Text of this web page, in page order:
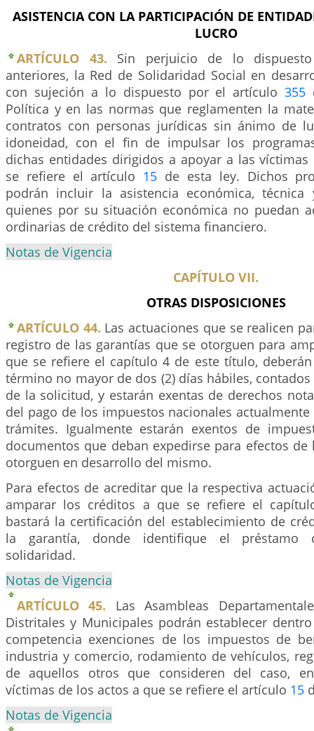
ASISTENCIA CON LA PARTICIPACIÓN DE
LUCRO
ARTÍCULO 43. Sin perjuicio de lo
anteriores, la Red de Solidaridad Social en
con sujeción a lo dispuesto por el artículo355
Política y en las normas que reglamenten la
contratos con personas jurídicas sin ánimo de
idoneidad, con el fin de impulsar los
dichas entidades dirigidos a apoyar a las
se refiere el artículo 15 de esta ley. Dichos
podrán incluir la asistencia económica, técnica
quienes por su situación económica no puedan
ordinarias de crédito del sistema financiero.
Notas de Vigencia
CAPÍTULO VII.
OTRAS DISPOSICIONES
ARTÍCULO 44. Las actuaciones que se realicen
registro de las garantías que se otorguen para
que se refiere el capítulo 4 de este título,
término no mayor de dos (2) días hábiles,
de la solicitud, y estarán exentas de derechos
del pago de los impuestos nacionales
trámites. Igualmente estarán exentos de
documentos que deban expedirse para efectos
otorguen en desarrollo del mismo.
Para efectos de acreditar que la respectiva
amparar los créditos a que se refiere el
bastará la certificación del establecimiento de
la garantía, donde identifique el préstamo
solidaridad.
Notas de Vigencia
ARTÍCULO 45. Las Asambleas
Distritales y Municipales podrán establecer
competencia exenciones de los impuestos de
industria y comercio, rodamiento de vehículos,
de aquellos otros que consideren del caso,
víctimas de los actos a que se refiere el artículo 15
Notas de Vigencia